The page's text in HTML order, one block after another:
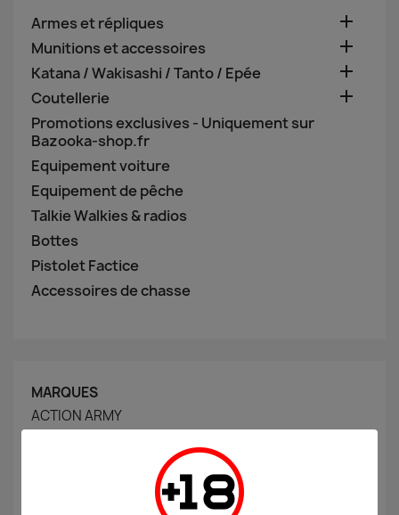
Armes et répliques 
Munitions et accessoires 
Katana / Wakisashi / Tanto / Epée 
Coutellerie 
Promotions exclusives - Uniquement sur
Bazooka-shop.fr
Equipement voiture
Equipement de pêche
Talkie Walkies & radios
Bottes
Pistolet Factice
Accessoires de chasse
MARQUES
ACTION ARMY